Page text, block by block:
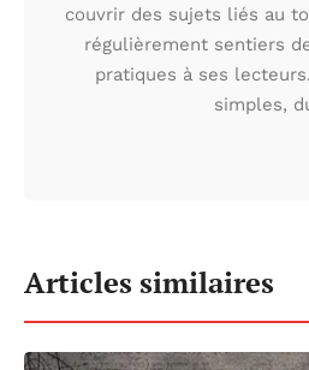
couvrir des sujets liés au
régulièrement sentiers
pratiques à ses
simples,
Articles similaires